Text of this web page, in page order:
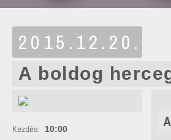
2015.12.20.
A boldog
Kezdés: 10:00